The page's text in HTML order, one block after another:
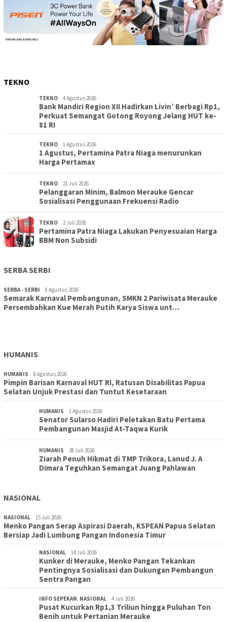
TEKNO
TEKNO 4 Agustus 2026
Bank Mandiri Region XII Hadirkan Livin’ Berbagi Rp1,
Perkuat Semangat Gotong Royong Jelang HUT ke-
81 RI
TEKNO 1 Agustus 2026
1 Agustus, Pertamina Patra Niaga menurunkan
Harga Pertamax
TEKNO 21 Juli 2026
Pelanggaran Minim, Balmon Merauke Gencar
Sosialisasi Penggunaan Frekuensi Radio
TEKNO 2 Juli 2026
Pertamina Patra Niaga Lakukan Penyesuaian Harga
BBM Non Subsidi
SERBA SERBI
SERBA - SERBI 8 Agustus 2026
Semarak Karnaval Pembangunan, SMKN 2 Pariwisata Merauke
Persembahkan Kue Merah Putih Karya Siswa unt…
TOPIK 8 Agustus 2026
HUMANIS
HUMANIS 8 Agustus 2026
Pimpin Barisan Karnaval HUT RI, Ratusan Disabilitas Papua
Selatan Unjuk Prestasi dan Tuntut Kesetaraan
HUMANIS 1 Agustus 2026
Senator Sularso Hadiri Peletakan Batu Pertama
Pembangunan Masjid At-Taqwa Kurik
HUMANIS 28 Juli 2026
Ziarah Penuh Hikmat di TMP Trikora, Lanud J. A
Dimara Teguhkan Semangat Juang Pahlawan
NASIONAL
NASIONAL 15 Juli 2026
Menko Pangan Serap Aspirasi Daerah, KSPEAN Papua Selatan
Bersiap Jadi Lumbung Pangan Indonesia Timur
NASIONAL 14 Juli 2026
Kunker di Merauke, Menko Pangan Tekankan
Pentingnya Sosialisasi dan Dukungan Pembangun
Sentra Pangan
INFO SEPEKAN, NASIONAL 4 Juli 2026
Pusat Kucurkan Rp1,3 Triliun hingga Puluhan Ton
Benih untuk Pertanian Merauke